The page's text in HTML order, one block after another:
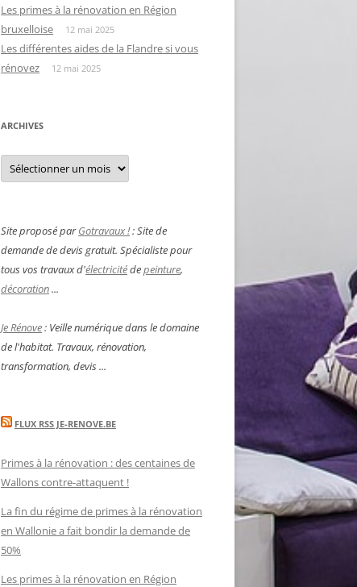
Les primes à la rénovation en Région
bruxelloise
12 mai 2025
Les différentes aides de la Flandre si vous
rénovez
12 mai 2025
ARCHIVES
Archives
Site proposé parGotravaux !: Site de
demande de devis gratuit. Spécialiste pour
tous vos travaux d'électricitédepeinture,
décoration...
Je Rénove: Veille numérique dans le domaine
de l'habitat. Travaux, rénovation,
transformation, devis ...
FLUX RSS JE-RENOVE.BE
Primes à la rénovation : des centaines de
Wallons contre-attaquent !
La fin du régime de primes à la rénovation
en Wallonie a fait bondir la demande de
50%
Les primes à la rénovation en Région